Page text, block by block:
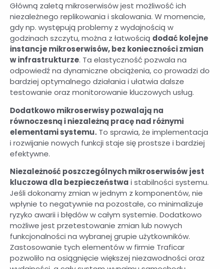
Główną zaletą mikroserwisów jest możliwość ich
niezależnego replikowania i skalowania. W momencie,
gdy np. występują problemy z wydajnością w
godzinach szczytu, można z łatwością dodać kolejne
instancje mikroserwisów, bez konieczności zmian
w infrastrukturze. Ta elastyczność pozwala na
odpowiedź na dynamiczne obciążenia, co prowadzi do
bardziej optymalnego działania i ułatwia dalsze
testowanie oraz monitorowanie kluczowych usług.
Dodatkowo mikroserwisy pozwalają na
równoczesną i niezależną pracę nad różnymi
elementami systemu. To sprawia, że implementacja
i rozwijanie nowych funkcji staje się prostsze i bardziej
efektywne.
Niezależność poszczególnych mikroserwisów jest
kluczowa dla bezpieczeństwa i stabilności systemu.
Jeśli dokonamy zmian w jednym z komponentów, nie
wpłynie to negatywnie na pozostałe, co minimalizuje
ryzyko awarii i błędów w całym systemie. Dodatkowo
możliwe jest przetestowanie zmian lub nowych
funkcjonalności na wybranej grupie użytkowników.
Zastosowanie tych elementów w firmie Traficar
pozwoliło na osiągnięcie większej niezawodności oraz